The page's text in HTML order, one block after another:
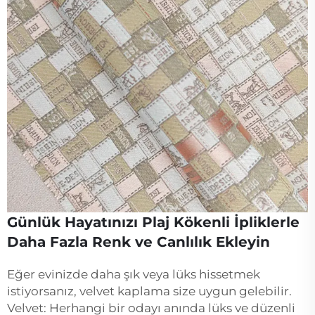
Günlük Hayatınızı Plaj Kökenli İpliklerle
Daha Fazla Renk ve Canlılık Ekleyin
Eğer evinizde daha şık veya lüks hissetmek
istiyorsanız, velvet kaplama size uygun gelebilir.
Velvet: Herhangi bir odayı anında lüks ve düzenli